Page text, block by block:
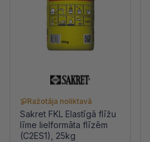
Ražotāja noliktavā
Sakret FKL Elastīgā flīžu
līme lielformāta flīzēm
(C2ES1), 25kg